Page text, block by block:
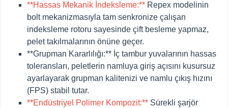
**Hassas Mekanik İndeksleme:** Repex modelinin
bolt mekanizmasıyla tam senkronize çalışan
indeksleme rotoru sayesinde çift besleme yapmaz,
pelet takılmalarının önüne geçer.
**Grupman Kararlılığı:** İç tambur yuvalarının hassas
toleransları, peletlerin namluya giriş açısını kusursuz
ayarlayarak grupman kalitenizi ve namlu çıkış hızını
(FPS) stabil tutar.
**Endüstriyel Polimer Kompozit:** Sürekli şarjör